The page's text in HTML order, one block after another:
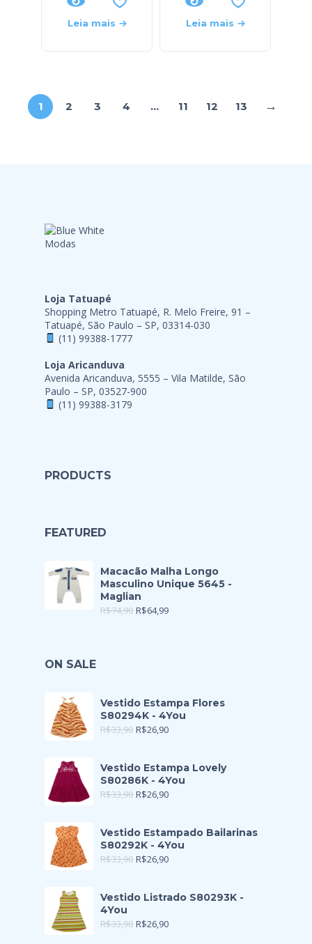
Leia mais Leia mais
1 2 3 4 … 11 12 13 →
Loja Tatuapé
Shopping Metro Tatuapé, R. Melo Freire, 91 –
Tatuapé, São Paulo – SP, 03314-030
(11) 99388-1777
Loja Aricanduva
Avenida Aricanduva, 5555 – Vila Matilde, São
Paulo – SP, 03527-900
(11) 99388-3179
PRODUCTS
FEATURED
Macacão Malha Longo
Masculino Unique 5645 -
Maglian
R$74,90 R$64,99
ON SALE
Vestido Estampa Flores
S80294K - 4You
R$33,90 R$26,90
Vestido Estampa Lovely
S80286K - 4You
R$33,90 R$26,90
Vestido Estampado Bailarinas
S80292K - 4You
R$33,90 R$26,90
Vestido Listrado S80293K -
4You
R$33,90 R$26,90